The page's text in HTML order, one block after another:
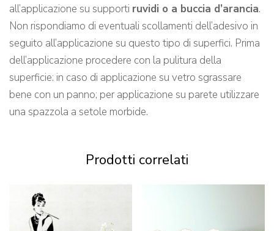
all’applicazione su supporti ruvidi o a buccia d’arancia.
Non rispondiamo di eventuali scollamenti dell’adesivo in
seguito all’applicazione su questo tipo di superfici. Prima
dell’applicazione procedere con la pulitura della
superficie: in caso di applicazione su vetro sgrassare
bene con un panno; per applicazione su parete utilizzare
una spazzola a setole morbide.
Prodotti correlati